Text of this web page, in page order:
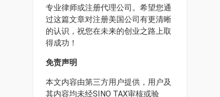
专业律师或注册代理公司。希望您通
过这篇文章对注册美国公司有更清晰
的认识，祝您在未来的创业之路上取
得成功！
免责声明
本文内容由第三方用户提供，用户及
其内容均未经SINO TAX审核或验